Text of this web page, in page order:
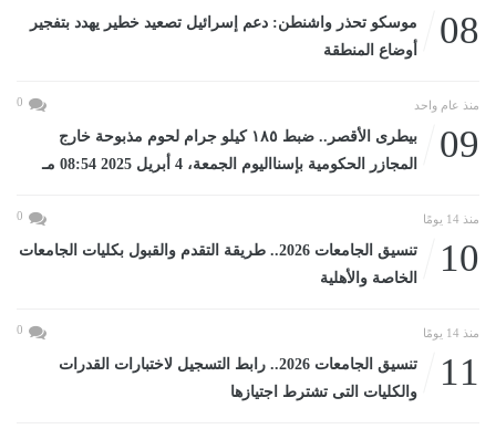
08
موسكو تحذر واشنطن: دعم إسرائيل تصعيد خطير يهدد بتفجير
أوضاع المنطقة
منذ عام واحد 0
09
بيطرى الأقصر.. ضبط ١٨٥ كيلو جرام لحوم مذبوحة خارج
المجازر الحكومية بإسنااليوم الجمعة، 4 أبريل 2025 08:54 مـ
منذ 14 يومًا 0
10
تنسيق الجامعات 2026.. طريقة التقدم والقبول بكليات الجامعات
الخاصة والأهلية
منذ 14 يومًا 0
11
تنسيق الجامعات 2026.. رابط التسجيل لاختبارات القدرات
والكليات التى تشترط اجتيازها